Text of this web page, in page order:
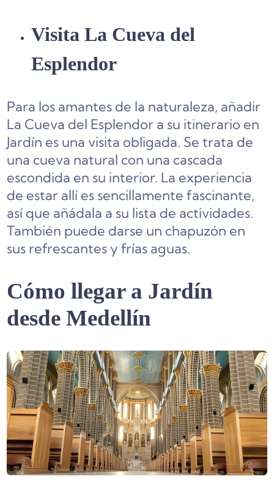
Visita La Cueva del
Esplendor
Para los amantes de la naturaleza, añadir
La Cueva del Esplendor a su itinerario en
Jardín es una visita obligada. Se trata de
una cueva natural con una cascada
escondida en su interior. La experiencia
de estar allí es sencillamente fascinante,
así que añádala a su lista de actividades.
También puede darse un chapuzón en
sus refrescantes y frías aguas.
Cómo llegar a Jardín
desde Medellín